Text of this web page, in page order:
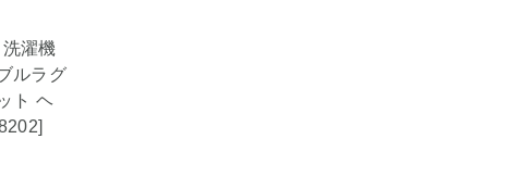
濯機
ルラグ
ト ヘ